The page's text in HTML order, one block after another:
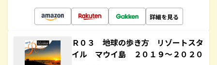
詳細を見る
Ｒ０３ 地球の歩き方 リゾートスタ
イル マウイ島 ２０１９～２０２０